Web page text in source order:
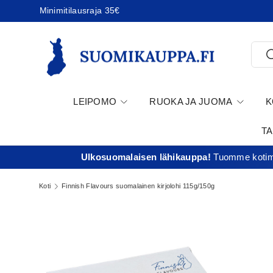
Jatka sisältöön
Minimitilausraja 35€
LEIPOMO RUOKA JA JUOMA
Ulkosuomalaisen lähikauppa!Tuomme
Koti Finnish Flavours suomalainen kirjolohi 115g/150g